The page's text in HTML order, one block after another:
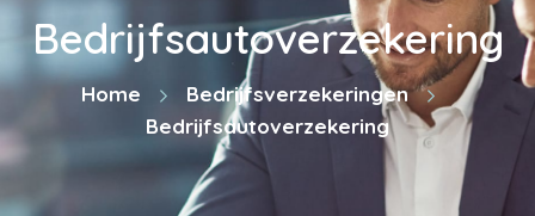
Bedrijfsautoverzekering
Home
Bedrijfsverzekeringen
Bedrijfsautoverzekering